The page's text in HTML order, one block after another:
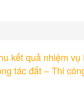
kết quả nhiệm
tác đất – Thi